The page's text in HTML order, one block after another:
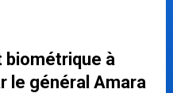
biométrique à
le général Amara